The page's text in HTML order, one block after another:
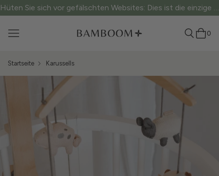
Hüten Sie sich vor gefälschten Websites: Dies ist die einzige offizielle Website.
0
Startseite Karussells